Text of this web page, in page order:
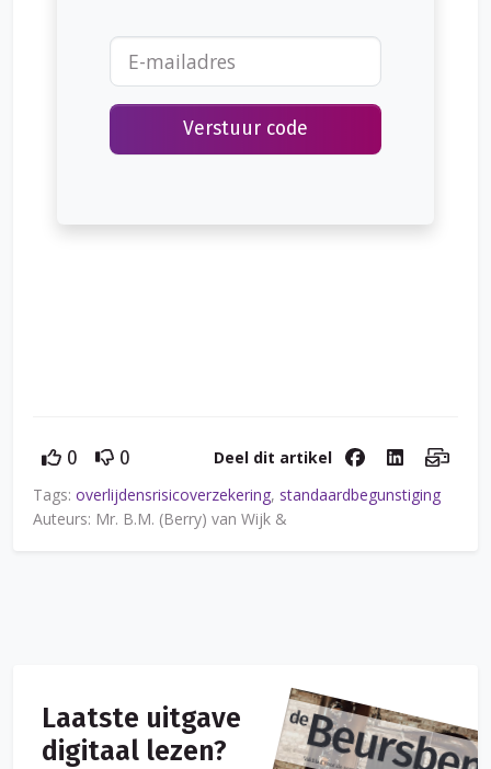
Verstuur code
0 0
Deel dit artikel
Tags: overlijdensrisicoverzekering, standaardbegunstiging
Auteurs: Mr. B.M. (Berry) van Wijk &
Laatste uitgave
digitaal lezen?